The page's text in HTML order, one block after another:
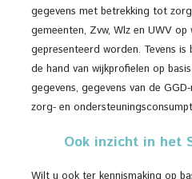
gegevens met betrekking tot
gemeenten, Zvw, Wlz en UWV op
gepresenteerd worden. Tevens
de hand van wijkprofielen op
gegevens, gegevens van de
zorg- en
Ook inzicht in het